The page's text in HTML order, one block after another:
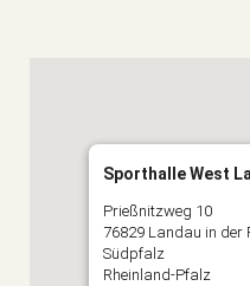
Sporthalle West
Prießnitzweg 10
76829 Landau in der
Südpfalz
Rheinland-Pfalz